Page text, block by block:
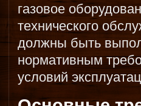
газовое
технического
должны быть
нормативным
условий